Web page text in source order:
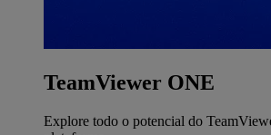
TeamViewer ONE
Explore todo o potencial do